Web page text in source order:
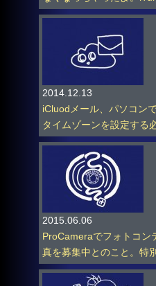
2014.12.13
iCluodメール、パソコン
タイムゾーンを設定する
2015.06.06
ProCameraでフォトコン
真を募集中とのこと。特